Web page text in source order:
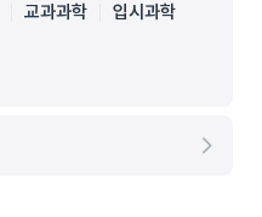
교과과학 입시과학